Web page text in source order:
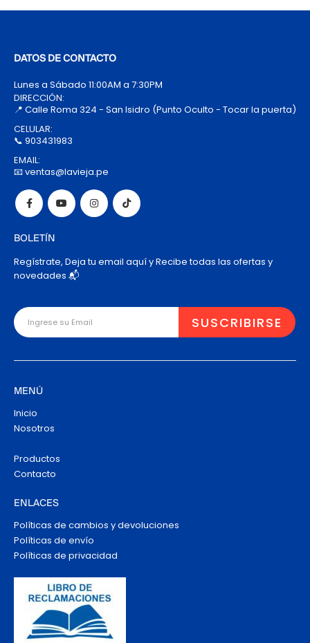
DATOS DE CONTACTO
Lunes a Sábado 11:00AM a 7:30PM
DIRECCIÓN:
📍 Calle Roma 324 - San Isidro (Punto Oculto - Tocar la puerta)
CELULAR:
📞 903431983
EMAIL:
📧 ventas@lavieja.pe
BOLETÍN
Regístrate, Deja tu email aquí y Recibe todas las ofertas y
novedades 📬
MENÚ
Inicio
Nosotros
Productos
Contacto
ENLACES
Políticas de cambios y devoluciones
Políticas de envío
Políticas de privacidad